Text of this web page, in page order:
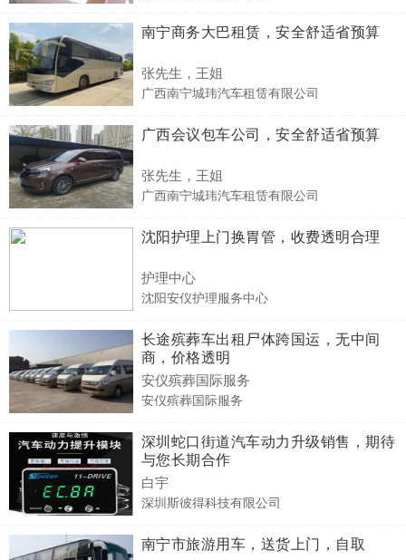
南宁商务大巴租赁，安全舒适省预算
张先生，王姐
广西南宁城玮汽车租赁有限公司
广西会议包车公司，安全舒适省预算
张先生，王姐
广西南宁城玮汽车租赁有限公司
沈阳护理上门换胃管，收费透明合理
护理中心
沈阳安仪护理服务中心
长途殡葬车出租尸体跨国运，无中间
商，价格透明
安仪殡葬国际服务
安仪殡葬国际服务
深圳蛇口街道汽车动力升级销售，期待
与您长期合作
白宇
深圳斯彼得科技有限公司
南宁市旅游用车，送货上门，自取